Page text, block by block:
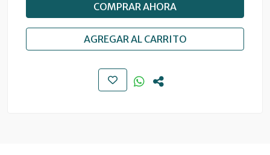
COMPRAR AHORA
AGREGAR AL CARRITO